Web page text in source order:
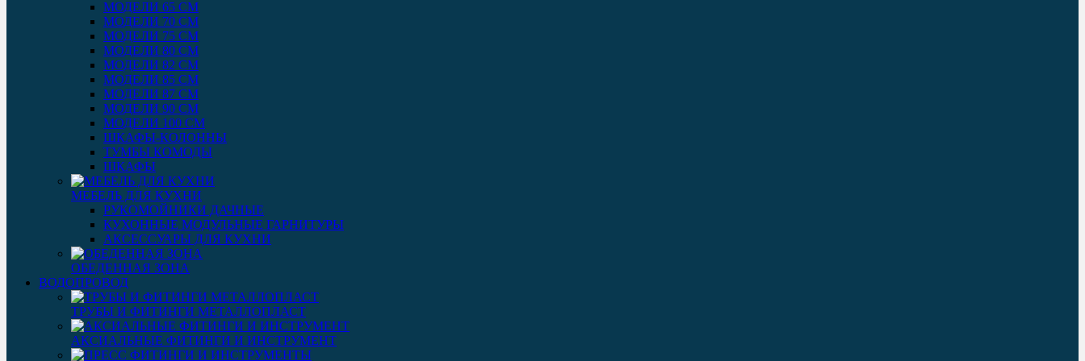
МОДЕЛИ 65 СМ
МОДЕЛИ 70 СМ
МОДЕЛИ 75 СМ
МОДЕЛИ 80 СМ
МОДЕЛИ 82 СМ
МОДЕЛИ 85 СМ
МОДЕЛИ 87 СМ
МОДЕЛИ 90 СМ
МОДЕЛИ 100 СМ
ШКАФЫ-КОЛОННЫ
ТУМБЫ КОМОДЫ
ШКАФЫ
МЕБЕЛЬ ДЛЯ КУХНИ
РУКОМОЙНИКИ ДАЧНЫЕ
КУХОННЫЕ МОДУЛЬНЫЕ ГАРНИТУРЫ
АКСЕССУАРЫ ДЛЯ КУХНИ
ОБЕДЕННАЯ ЗОНА
ВОДОПРОВОД
ТРУБЫ И ФИТИНГИ МЕТАЛЛОПЛАСТ
АКСИАЛЬНЫЕ ФИТИНГИ И ИНСТРУМЕНТ